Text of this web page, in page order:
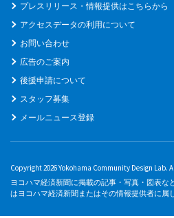
プレスリリース・情報提供はこちらから
アクセスデータの利用について
お問い合わせ
広告のご案内
後援申請について
スタッフ募集
メールニュース登録
Copyright 2026 Yokohama Community Design Lab.
ヨコハマ経済新聞に掲載の記事・写真・図表な
はヨコハマ経済新聞またはその情報提供者に属